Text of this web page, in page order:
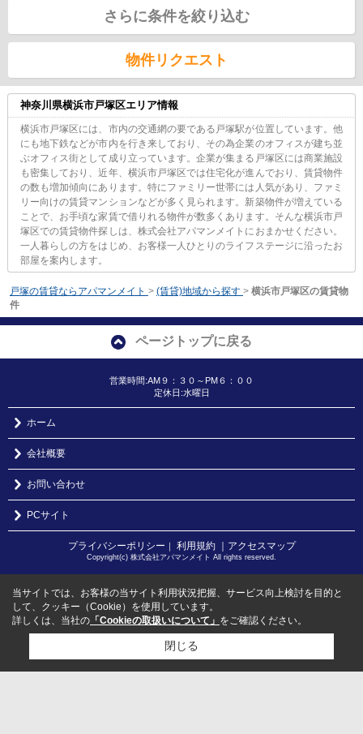
さらに条件を絞り込む
物件リクエスト
神奈川県横浜市戸塚区エリア情報
横浜市戸塚区には、市内の交通網の要である戸塚駅が位置しています。他
にも地下鉄などが市内を行き来しており、その為企業のオフィスが建ち並
ぶオフィス街として成り立っています。企業が集まる戸塚区には商業施設
も密集しており、近年、横浜市戸塚区では住宅化が進んでおり、賃貸物件
の数も増加傾向にあります。特にファミリー世帯には人気があり、ファミ
リー向けの賃貸マンションなどが多く見られます。新築物件が増えている
ことで、お手頃な家賃で借りれる物件が数多くあります。そんな横浜市戸
塚区での賃貸物件探しは、株式会社アパマンメイトにおまかせください。
一人暮らしの方をはじめ、お客様一人ひとりのライフステージに沿ったお
部屋を案内します。
戸塚の賃貸ならアパマンメイト > (賃貸)地域から探す > 横浜市戸塚区の賃貸物
件
ページトップに戻る
営業時間:AM９：３０～PM６：００
定休日:水曜日
ホーム
会社概要
お問い合わせ
PCサイト
プライバシーポリシー ｜ 利用規約 ｜アクセスマップ
Copyright(c) 株式会社アパマンメイト All rights reserved.
当サイトでは、お客様の当サイト利用状況把握、サービス向上検討を目的と
して、クッキー（Cookie）を使用しています。
詳しくは、当社の 「Cookieの取扱いについて」 をご確認ください。
閉じる